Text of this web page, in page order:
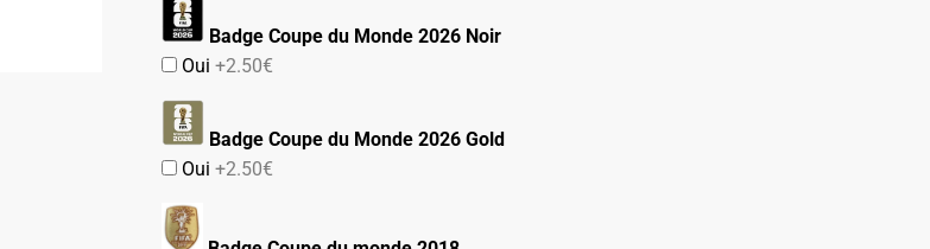
Badge Coupe du Monde 2026 Noir
Oui+2.50€
Badge Coupe du Monde 2026 Gold
Oui+2.50€